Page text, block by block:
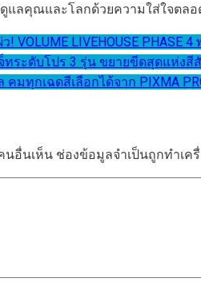
ลคุณและโลกด้วยความใส่ใจตลอ
! VOLUME LIVEHOUSE
ทระดับโปร 3 รุ่น ขยายขีดสุดแห่
ทุกเฉดสีเลือกได้จาก PIXMA
นอื่นเห็น ช่องข้อมูลจำเป็นถูกทำเค